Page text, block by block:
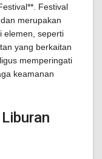
Festival
merupakan
elemen, seperti
yang berkaitan
memperingati
keamanan